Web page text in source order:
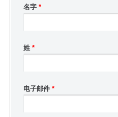
名字 *
姓 *
电子邮件 *